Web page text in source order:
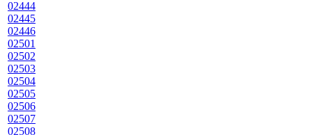
02444
02445
02446
02501
02502
02503
02504
02505
02506
02507
02508